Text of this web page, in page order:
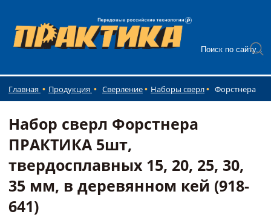
Главная Продукция Сверление Наборы сверл Форстнера
Набор сверл Форстнера
ПРАКТИКА 5шт,
твердосплавных 15, 20, 25, 30,
35 мм, в деревянном кей (918-
641)